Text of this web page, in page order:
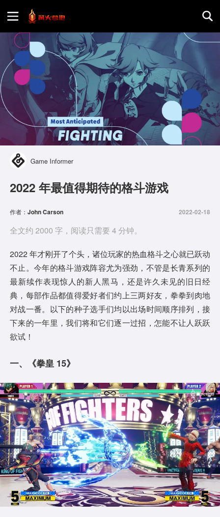
首页
游戏评测
地图攻略
Game Informer
2022 年最值得期待的格斗游戏
作者： John Carson 2022-02-18
全文约 2000 字，阅读只需要 4 分钟。
2022 年才刚开了个头，诸位玩家的热血格斗之心就已跃动
不止。今年的格斗游戏阵容尤为强劲，不管是长青系列的
最新续作表现惊人的新人黑马，还是许久未见的旧日经
典，每部作品都值得爱好者们约上三两好友，拳拳到肉地
对战一番。以下的种子选手们均以出场时间顺序排列，接
下来的一年里，我们将和它们逐一过招，怎能不让人跃跃
欲试！
一、《拳皇 15》